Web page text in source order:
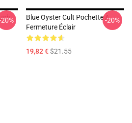
Blue Oyster Cult Pochette À
Fermeture Éclair
19,82 €$21.55
-20%